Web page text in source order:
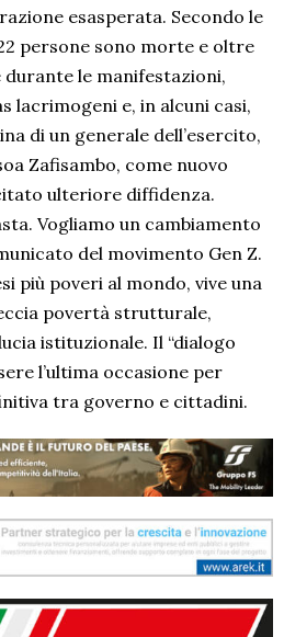
esasperata. Secondo le
persone sono morte e oltre
le manifestazioni,
lacrimogeni e, in alcuni casi,
di un generale dell’esercito,
Zafisambo, come nuovo
ulteriore diffidenza.
Vogliamo un cambiamento
del movimento Gen Z.
più poveri al mondo, vive una
povertà strutturale,
istituzionale. Il “dialogo
l’ultima occasione per
tra governo e cittadini.